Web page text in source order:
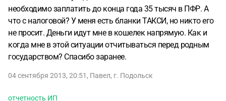
необходимо заплатить до конца года 35 тысяч в ПФР. А
что с налоговой? У меня есть бланки ТАКСИ, но никто его
не просит. Деньги идут мне в кошелек напрямую. Как и
когда мне в этой ситуации отчитываться перед родным
государством? Спасибо заранее.
04 сентября 2013, 20:51 , Павел, г. Подольск
отчетность ИП